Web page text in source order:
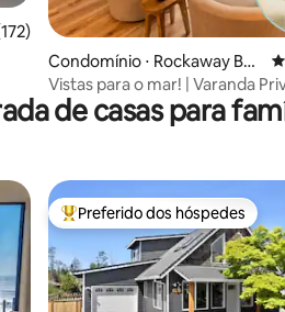
uma avaliação média de 5, 172
Condomínio ⋅ Rockaway Bea
ch
Vistas para o mar! | Varanda
beira-mar!
de casas para
Entre os melhores preferidos
Preferido dos hóspedes